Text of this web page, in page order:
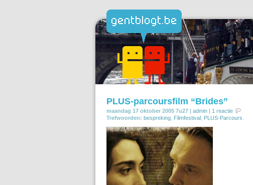
PLUS-parcoursfilm “Brides”
maandag 17 oktober 2005 7u27 | admin | 1 reactie
Trefwoorden: bespreking Filmfestival PLUS-Parcours